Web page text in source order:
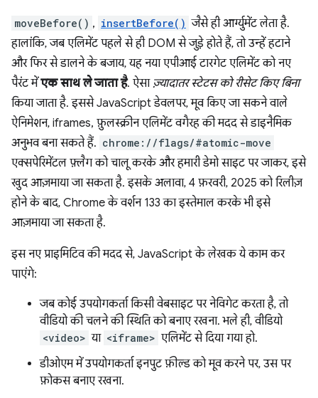
moveBefore() , insertBefore() जैसे ही आर्ग्युमेंट लेता है.
हालांकि, जब एलिमेंट पहले से ही DOM से जुड़े होते हैं, तो उन्हें हटाने
और फिर से डालने के बजाय, यह नया एपीआई टारगेट एलिमेंट को नए
पैरंट मेंएक साथ ले जाता है. ऐसा ज़्यादातर स्टेटस को रीसेट किए बिना
किया जाता है. इससे JavaScript डेवलपर, मूव किए जा सकने वाले
ऐनिमेशन, iframes, फ़ुलस्क्रीन एलिमेंट वगैरह की मदद से डाइनैमिक
अनुभव बना सकते हैं. chrome://flags/#atomic-move
एक्सपेरिमेंटल फ़्लैग को चालू करके और हमारी डेमो साइट पर जाकर, इसे
खुद आज़माया जा सकता है. इसके अलावा, 4 फ़रवरी, 2025 को रिलीज़
होने के बाद, Chrome के वर्शन 133 का इस्तेमाल करके भी इसे
आज़माया जा सकता है.
इस नए प्राइमिटिव की मदद से, JavaScript के लेखक ये काम कर
पाएंगे:
जब कोई उपयोगकर्ता किसी वेबसाइट पर नेविगेट करता है, तो
वीडियो की चलने की स्थिति को बनाए रखना. भले ही, वीडियो
<video> या <iframe> एलिमेंट से दिया गया हो.
डीओएम में उपयोगकर्ता इनपुट फ़ील्ड को मूव करने पर, उस पर
फ़ोकस बनाए रखना.